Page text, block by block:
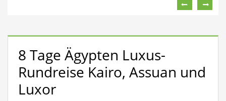
8 Tage Ägypten Luxus-
Rundreise Kairo, Assuan und
Luxor